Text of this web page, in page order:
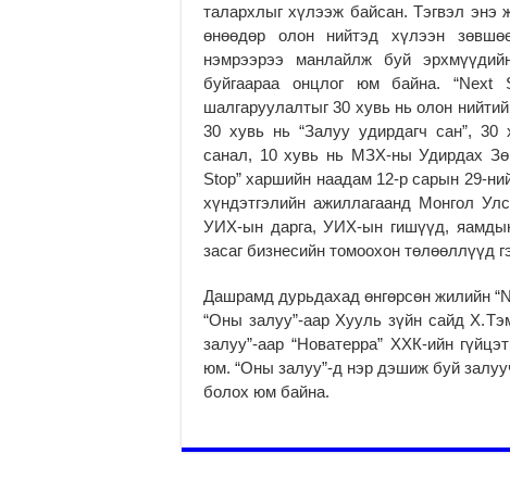
талархлыг хүлээж байсан. Тэгвэл
өнөөдөр олон нийтэд хүлээн
нэмрээрээ манлайлж буй
буйгаараа онцлог юм байна. “Next
шалгаруулалтыг 30 хувь нь олон
30 хувь нь “Залуу удирдагч сан”,
санал, 10 хувь нь МЗХ-ны Удирдах
Stop” харшийн наадам 12-р сарын 29-
хүндэтгэлийн ажиллагаанд Монгол
УИХ-ын дарга, УИХ-ын гишүүд, яамдын
засаг бизнесийн томоохон төлөөллүүд
Дашрамд дурьдахад өнгөрсөн жилийн
“Оны залуу”-аар Хууль зүйн сайд
залуу”-аар “Новатерра” ХХК-ийн
юм. “Оны залуу”-д нэр дэшиж буй
болох юм байна.